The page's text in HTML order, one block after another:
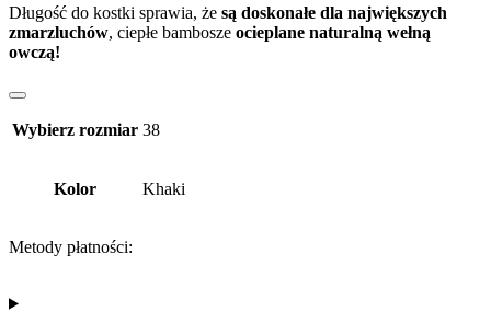
Długość do kostki sprawia, że są doskonałe dla największych
zmarzluchów, ciepłe bambosze ocieplane naturalną wełną
owczą!
Wybierz rozmiar 38
Kolor Khaki
Metody płatności: